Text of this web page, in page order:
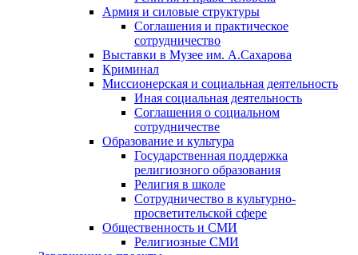
Армия и силовые структуры
Соглашения и практическое
сотрудничество
Выставки в Музее им. А.Сахарова
Криминал
Миссионерская и социальная деятельность
Иная социальная деятельность
Соглашения о социальном
сотрудничестве
Образование и культура
Государственная поддержка
религиозного образования
Религия в школе
Сотрудничество в культурно-
просветительской сфере
Общественность и СМИ
Религиозные СМИ